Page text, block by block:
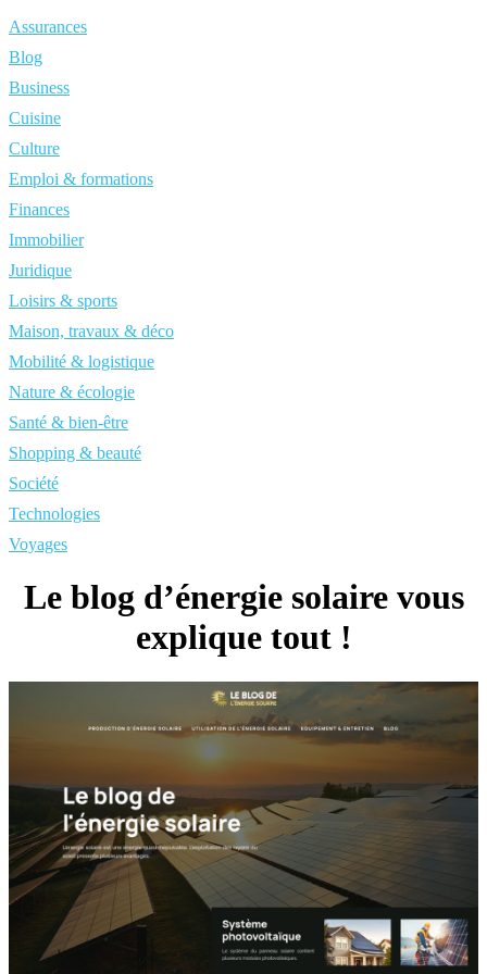
Assurances
Blog
Business
Cuisine
Culture
Emploi & formations
Finances
Immobilier
Juridique
Loisirs & sports
Maison, travaux & déco
Mobilité & logistique
Nature & écologie
Santé & bien-être
Shopping & beauté
Société
Technologies
Voyages
Le blog d’énergie solaire vous
explique tout !